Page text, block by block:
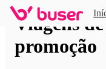
Viagens
promoção